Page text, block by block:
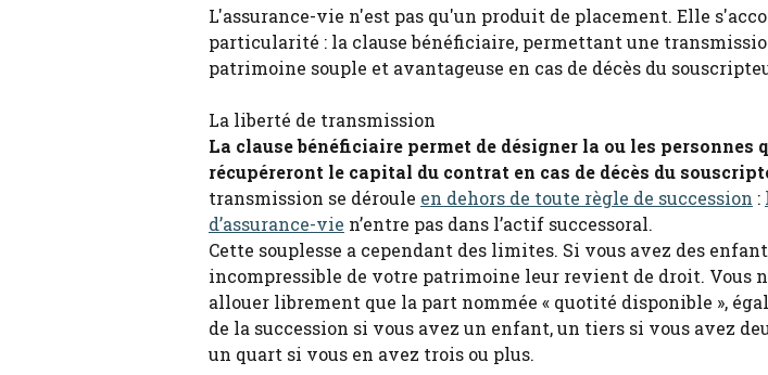
L'assurance-vie n'est pas qu'un produit de placement. Elle
particularité : la clause bénéficiaire, permettant une
patrimoine souple et avantageuse en cas de décès du
La liberté de transmission
La clause bénéficiaire permet de désigner la ou les personnes
récupéreront le capital du contrat en cas de décès du
transmission se déroule en dehors de toute règle de succession :
d’assurance-vie n’entre pas dans l’actif successoral.
Cette souplesse a cependant des limites. Si vous avez des
incompressible de votre patrimoine leur revient de droit. Vous
allouer librement que la part nommée « quotité disponible »,
de la succession si vous avez un enfant, un tiers si vous avez
un quart si vous en avez trois ou plus.